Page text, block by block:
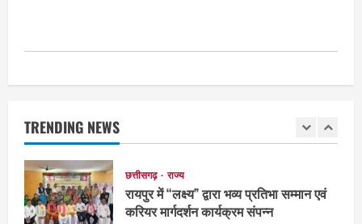
TRENDING NEWS
2
रायपुर में “लक्ष्य” द्वारा भव्य प्रतिभा सम्मान एवं
छत्तीसगढ़ राज्य
भोरमदेव कॉरिडोर को मिलेगी रफ्तार, लालपुर–
सरोधा मार्ग के चौड़ीकरण का इंतजार